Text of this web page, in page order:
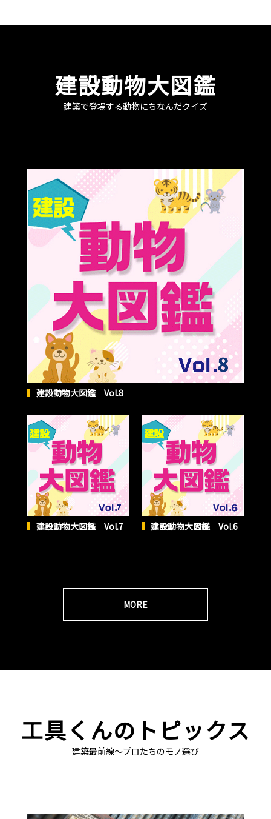
建設動物大図鑑
建築で登場する動物にちなんだクイズ
建設動物大図鑑 Vol.8
建設動物大図鑑 Vol.7 建設動物大図鑑 Vol.6
MORE
工具くんのトピックス
建築最前線～プロたちのモノ選び